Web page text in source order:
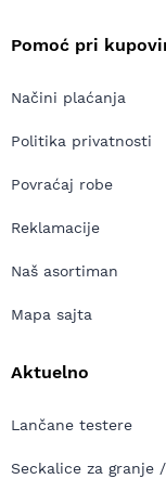
Pomoć pri
Načini plaćanja
Politika privatnosti
Povraćaj robe
Reklamacije
Naš asortiman
Mapa sajta
Aktuelno
Lančane testere
Seckalice za granje